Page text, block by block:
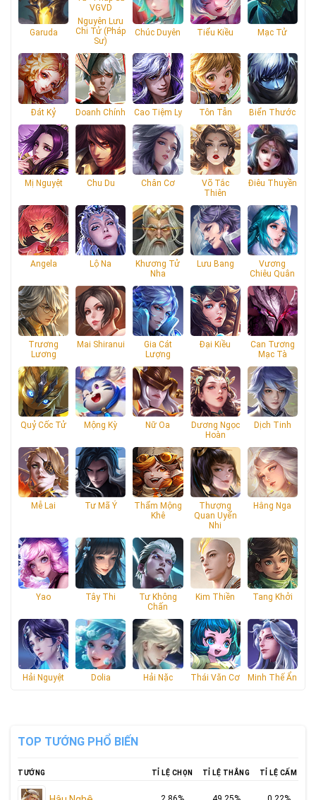
Garuda
Nguyên Lưu
Chi Tử (Pháp
Sư)
Chúc Duyên Tiểu Kiều Mạc Tử
Đát Kỷ Doanh Chính Cao Tiệm Ly Tôn Tẫn Biển Thước
Mị Nguyệt Chu Du Chân Cơ
Võ Tắc
Thiên
Điêu Thuyền
Angela Lộ Na
Khương Tử
Nha
Lưu Bang
Vương
Chiêu Quân
Trương
Lương
Mai Shiranui
Gia Cát
Lượng
Đại Kiều
Can Tương
Mạc Tà
Quỷ Cốc Tử Mộng Kỳ Nữ Oa
Dương Ngọc
Hoàn
Dịch Tinh
Mễ Lai Tư Mã Ý
Thẩm Mộng
Khê
Thượng
Quan Uyển
Nhi
Hằng Nga
Yao Tây Thi
Tư Không
Chấn
Kim Thiền Tang Khởi
Hải Nguyệt Dolia Hải Nặc Thái Văn Cơ Minh Thế Ẩn
TOP TƯỚNG PHỔ BIẾN
TƯỚNG TỈ LỆ CHỌN TỈ LỆ THẮNG TỈ LỆ CẤM